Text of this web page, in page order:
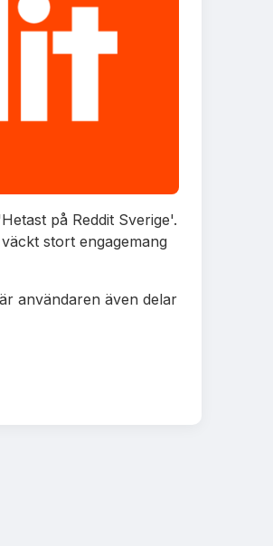
på Reddit Sverige'.
stort engagemang
användaren även delar